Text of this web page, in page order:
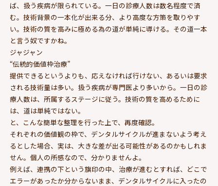
ば、扱う疾病が限られている。一日の診療人数は数名程度で済
む。技術背景の一本化が出来る分、より高度な方策を取りやす
い。技術の質を高みに極める為の道が単純に導ける。その道一本
と言う奴ですかね。
ジャジャン
“伝統的価値枠治療”
提供できるというよりも、応えなければ行けない、あるいは要求
される技術量は多い。扱う疾病が専門医より多いから。一日の診
療人数は、所属するステージに従う。技術の質を高めるために
は、道は単純ではない。
と、こんな簡単な整理を行った上で、再度確認。
それぞれの価値観の枠で、デンタルサイクルが進まないよう考え
るとした場合、実は、大きな差が出る可能性があるのかもしれま
せん。個人の所感なので、分かりませんよ。
例えば、連携の下という旗印の中、治療が進むとすれば、どこで
エラーがあったか分からないまま、デンタルサイクルに入ったの